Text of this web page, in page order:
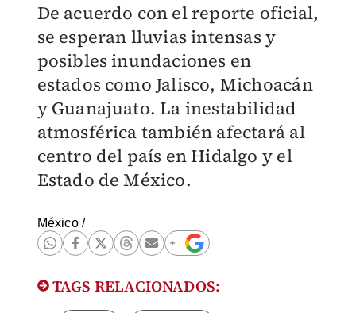
De acuerdo con el reporte oficial,
se esperan lluvias intensas y
posibles inundaciones en
estados como Jalisco, Michoacán
y Guanajuato. La inestabilidad
atmosférica también afectará al
centro del país en Hidalgo y el
Estado de México.
México/
TAGS RELACIONADOS: